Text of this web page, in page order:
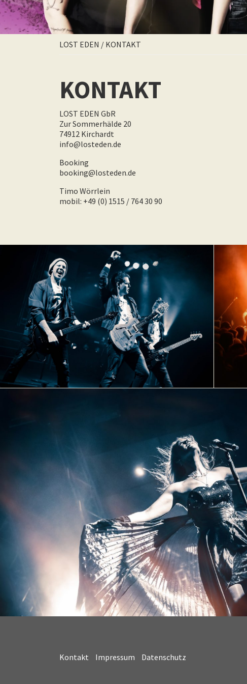
LOST EDEN / KONTAKT
KONTAKT
LOST EDEN GbR
Zur Sommerhälde 20
74912 Kirchardt
info@losteden.de
Booking
booking@losteden.de
Timo Wörrlein
mobil: +49 (0) 1515 / 764 30 90
Kontakt Impressum Datenschutz